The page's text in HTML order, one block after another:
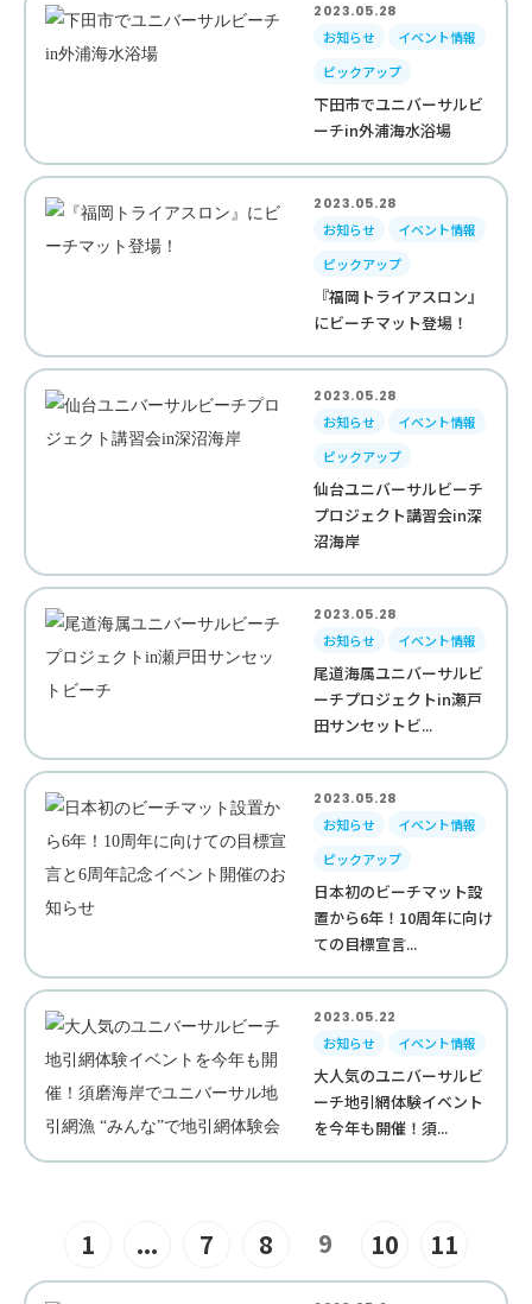
2023.05.28
お知らせ
イベント情報
ピックアップ
下田市でユニバーサルビ
ーチin外浦海水浴場
2023.05.28
お知らせ
イベント情報
ピックアップ
『福岡トライアスロン』
にビーチマット登場！
2023.05.28
お知らせ
イベント情報
ピックアップ
仙台ユニバーサルビーチ
プロジェクト講習会in深
沼海岸
2023.05.28
お知らせ
イベント情報
尾道海属ユニバーサルビ
ーチプロジェクトin瀬戸
田サンセットビ...
2023.05.28
お知らせ
イベント情報
ピックアップ
日本初のビーチマット設
置から6年！10周年に向け
ての目標宣言...
2023.05.22
お知らせ
イベント情報
大人気のユニバーサルビ
ーチ地引網体験イベント
を今年も開催！須...
1 ... 7 8 9 10 11